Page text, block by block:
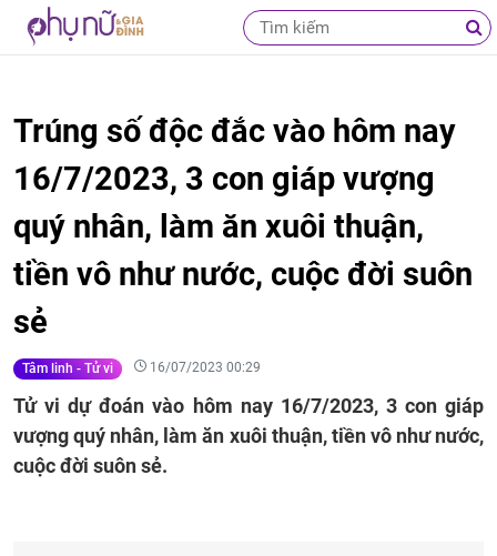
Trúng số độc đắc vào hôm nay
16/7/2023, 3 con giáp vượng
quý nhân, làm ăn xuôi thuận,
tiền vô như nước, cuộc đời suôn
sẻ
Tâm linh - Tử vi 16/07/2023 00:29
Tử vi dự đoán vào hôm nay 16/7/2023, 3 con giáp
vượng quý nhân, làm ăn xuôi thuận, tiền vô như nước,
cuộc đời suôn sẻ.